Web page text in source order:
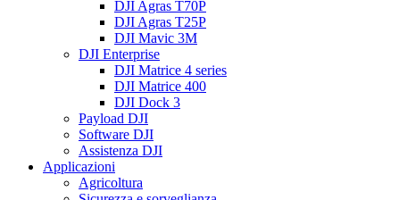
DJI Agras T70P
DJI Agras T25P
DJI Mavic 3M
DJI Enterprise
DJI Matrice 4 series
DJI Matrice 400
DJI Dock 3
Payload DJI
Software DJI
Assistenza DJI
Applicazioni
Agricoltura